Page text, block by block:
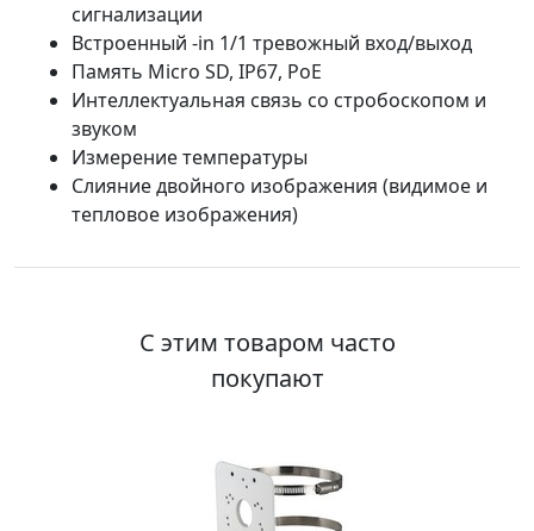
сигнализации
Встроенный -in 1/1 тревожный вход/выход
Память Micro SD, IP67, PoE
Интеллектуальная связь со стробоскопом и
звуком
Измерение температуры
Слияние двойного изображения (видимое и
тепловое изображения)
С этим товаром часто
покупают